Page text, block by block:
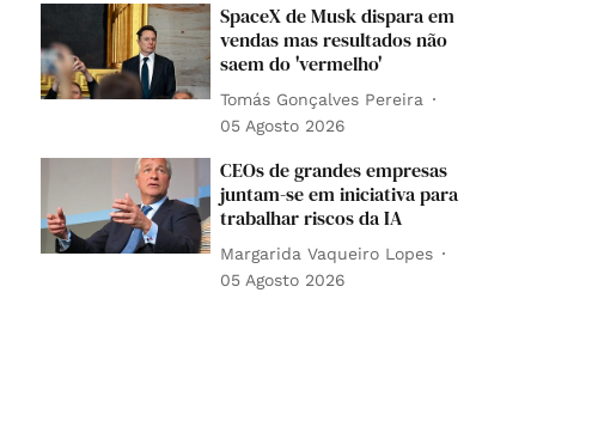
SpaceX de Musk dispara em
vendas mas resultados não
saem do 'vermelho'
Tomás Gonçalves Pereira
05 Agosto 2026
CEOs de grandes empresas
juntam-se em iniciativa para
trabalhar riscos da IA
Margarida Vaqueiro Lopes
05 Agosto 2026